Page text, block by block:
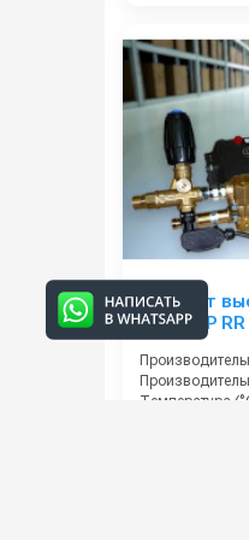
Аппарат
M1914BP RR
Температура